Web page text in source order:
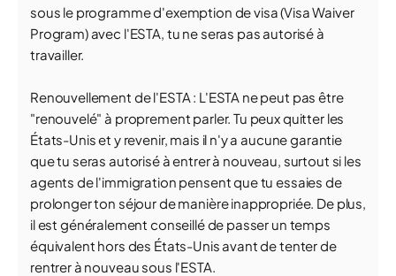
sous le programme d'exemption de visa (Visa Waiver
Program) avec l'ESTA, tu ne seras pas autorisé à
travailler.
Renouvellement de l'ESTA : L'ESTA ne peut pas être
"renouvelé" à proprement parler. Tu peux quitter les
États-Unis et y revenir, mais il n'y a aucune garantie
que tu seras autorisé à entrer à nouveau, surtout si les
agents de l'immigration pensent que tu essaies de
prolonger ton séjour de manière inappropriée. De plus,
il est généralement conseillé de passer un temps
équivalent hors des États-Unis avant de tenter de
rentrer à nouveau sous l'ESTA.